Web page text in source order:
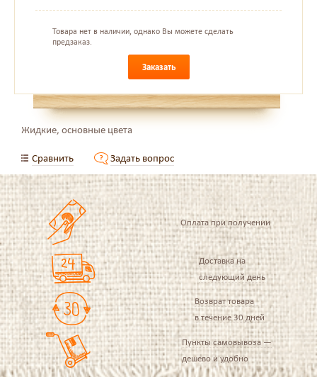
Товара нет в наличии, однако Вы можете сделать
предзаказ.
Заказать
Жидкие, основные цвета
Сравнить Задать вопрос
Оплата при получении
Доставка на
следующий день
Возврат товара
в течение 30 дней
Пункты самовывоза —
дешево и удобно